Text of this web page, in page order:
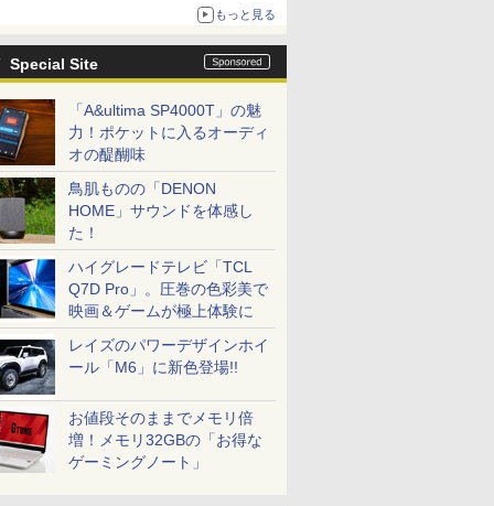
もっと見る
Special Site
「A&ultima SP4000T」の魅
力！ポケットに入るオーディ
オの醍醐味
鳥肌ものの「DENON
HOME」サウンドを体感し
た！
ハイグレードテレビ「TCL
Q7D Pro」。圧巻の色彩美で
映画＆ゲームが極上体験に
レイズのパワーデザインホイ
ール「M6」に新色登場!!
お値段そのままでメモリ倍
増！メモリ32GBの「お得な
ゲーミングノート」